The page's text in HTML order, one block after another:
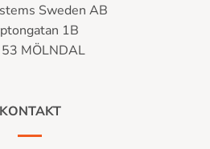
Sweden AB
1B
MÖLNDAL
KONTAKT